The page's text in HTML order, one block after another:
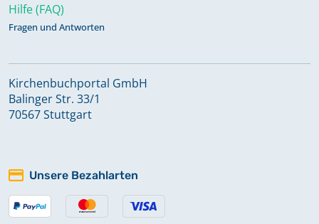
Hilfe (FAQ)
Fragen und Antworten
Kirchenbuchportal GmbH
Balinger Str. 33/1
70567 Stuttgart
Unsere Bezahlarten